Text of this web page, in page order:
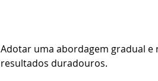
Adotar uma abordagem gradual
resultados duradouros.